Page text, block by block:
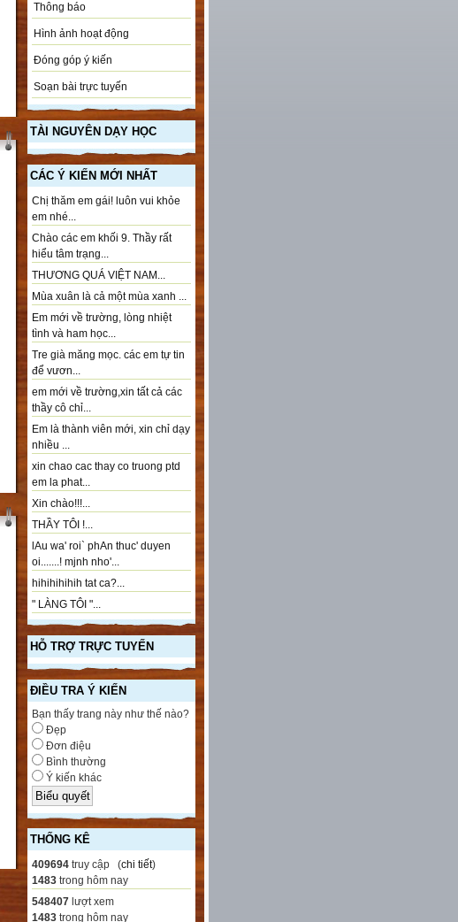
Thông báo
Hình ảnh hoạt động
Đóng góp ý kiến
Soạn bài trực tuyến
TÀI NGUYÊN DẠY HỌC
CÁC Ý KIẾN MỚI NHẤT
Chị thăm em gái! luôn vui khỏe
em nhé...
Chào các em khối 9. Thầy rất
hiểu tâm trạng...
THƯƠNG QUÁ VIỆT NAM...
Mùa xuân là cả một mùa xanh ...
Em mới về trường, lòng nhiệt
tình và ham học...
Tre già măng mọc. các em tự tin
để vươn...
em mới về trường,xin tất cả các
thầy cô chỉ...
Em là thành viên mới, xin chỉ dạy
nhiều ...
xin chao cac thay co truong ptd
em la phat...
Xin chào!!!...
THẦY TÔI !...
lAu wa' roi` phAn thuc' duyen
oi.......! mjnh nho'...
hihihihihih tat ca?...
" LÀNG TÔI "...
HỖ TRỢ TRỰC TUYẾN
ĐIỀU TRA Ý KIẾN
Bạn thấy trang này như thế nào?
Đẹp
Đơn điệu
Bình thường
Ý kiến khác
THỐNG KÊ
409694 truy cập (chi tiết)
1483 trong hôm nay
548407 lượt xem
1483 trong hôm nay